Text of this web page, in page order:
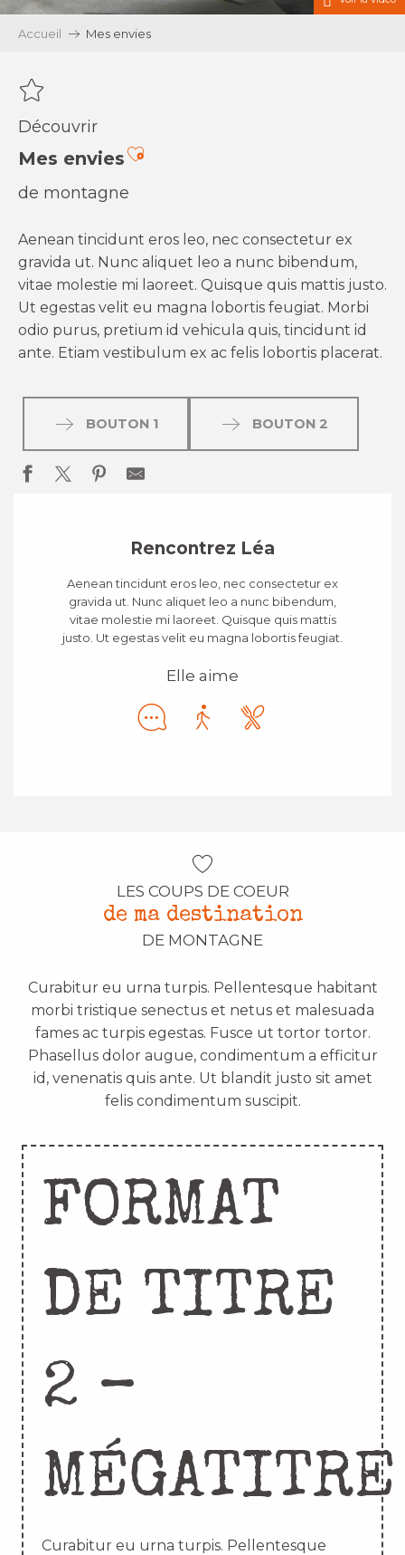
Accueil Mes envies
Découvrir
Mes enviesAjouter aux favoris
de montagne
Aenean tincidunt eros leo, nec consectetur ex
gravida ut. Nunc aliquet leo a nunc bibendum,
vitae molestie mi laoreet. Quisque quis mattis justo.
Ut egestas velit eu magna lobortis feugiat. Morbi
odio purus, pretium id vehicula quis, tincidunt id
ante. Etiam vestibulum ex ac felis lobortis placerat.
BOUTON 1 BOUTON 2
Rencontrez Léa
Aenean tincidunt eros leo, nec consectetur ex
gravida ut. Nunc aliquet leo a nunc bibendum,
vitae molestie mi laoreet. Quisque quis mattis
justo. Ut egestas velit eu magna lobortis feugiat.
Elle aime
LES COUPS DE COEUR
de ma destination
DE MONTAGNE
Curabitur eu urna turpis. Pellentesque habitant
morbi tristique senectus et netus et malesuada
fames ac turpis egestas. Fusce ut tortor tortor.
Phasellus dolor augue, condimentum a efficitur
id, venenatis quis ante. Ut blandit justo sit amet
felis condimentum suscipit.
FORMAT
DE TITRE
2 –
MÉGATITRE
Curabitur eu urna turpis. Pellentesque